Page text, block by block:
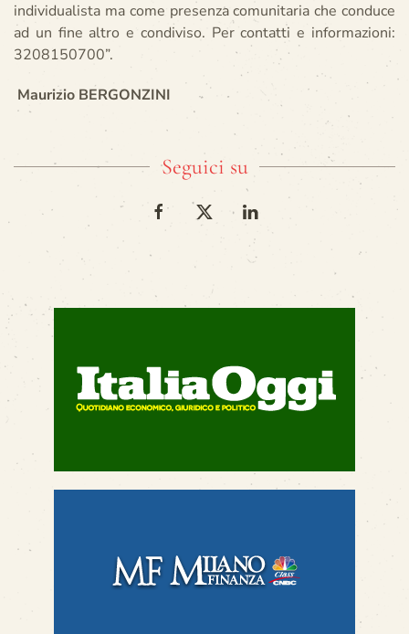
individualista ma come presenza comunitaria che conduce
ad un fine altro e condiviso. Per contatti e informazioni:
3208150700”.
Maurizio BERGONZINI
Seguici su